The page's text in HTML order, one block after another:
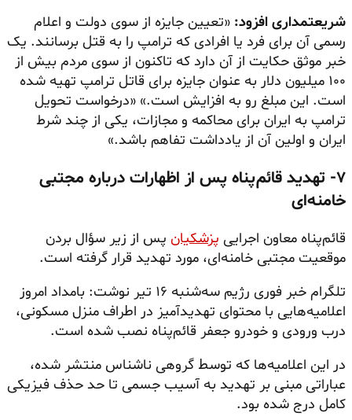
شریعتمداری افزود: «تعیین جایزه از سوی دولت و اعلام
رسمی آن برای فرد یا افرادی که ترامپ را به قتل برسانند. یک
خبر موثق حکایت از آن دارد که تاکنون از سوی مردم بیش از
۱۰۰ میلیون دلار به عنوان جایزه برای قاتل ترامپ تهیه شده
است. این مبلغ رو به افزایش است.» «درخواست تحویل
ترامپ به ایران برای محاکمه و مجازات، یکی از چند شرط
ایران و اولین آن از یادداشت تفاهم باشد.»
۷- تهدید قائم‌پناه پس از اظهارات درباره مجتبی
خامنه‌ای
قائم‌پناه معاون اجرایی پزشکیان پس از زیر سؤال بردن
موقعیت مجتبی خامنه‌ای، مورد تهدید قرار گرفته است.
تلگرام خبر فوری رژیم سه‌شنبه ۱۶ تیر نوشت: بامداد امروز
اعلامیه‌هایی با محتوای تهدیدآمیز در اطراف منزل مسکونی،
درب ورودی و خودرو جعفر قائم‌پناه نصب شده است.
در این اعلامیه‌ها که توسط گروهی ناشناس منتشر شده،
عباراتی مبنی بر تهدید به آسیب جسمی تا حد حذف فیزیکی
کامل درج شده بود.